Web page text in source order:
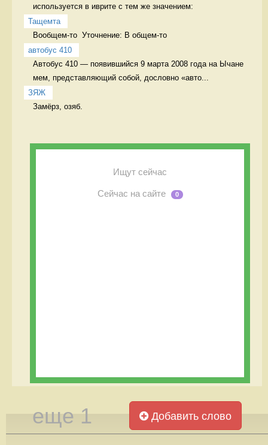
используется в иврите с тем же значением:
Тащемта
Вообщем-то  Уточнение: В общем-то
автобус 410
Автобус 410 — появившийся 9 марта 2008 года на Ычане
мем, представляющий собой, дословно «авто...
ЗЯЖ
Замёрз, озяб.
Ищут сейчас
Сейчас на сайте 0
еще 1 Добавить слово